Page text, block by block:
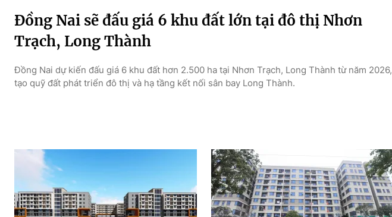
Đồng Nai sẽ đấu giá 6 khu đất lớn tại đô thị Nhơn
Trạch, Long Thành
Đồng Nai dự kiến đấu giá 6 khu đất hơn 2.500 ha tại Nhơn Trạch, Long Thành từ năm 2026,
tạo quỹ đất phát triển đô thị và hạ tầng kết nối sân bay Long Thành.